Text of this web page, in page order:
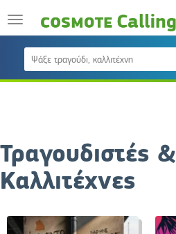
Τραγουδιστές &
Καλλιτέχνες